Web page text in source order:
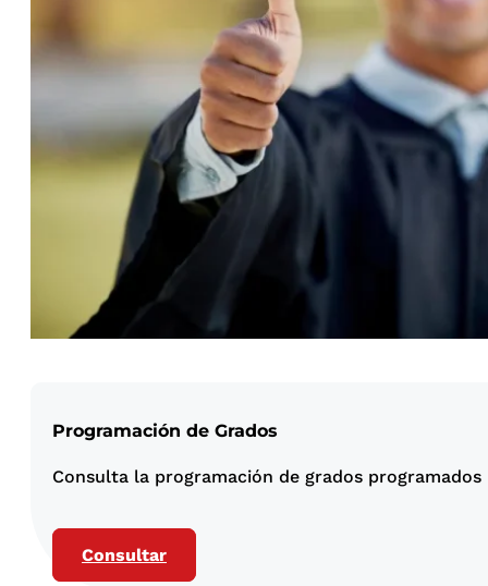
Programación de Grados
Consulta la programación de grados
Consultar